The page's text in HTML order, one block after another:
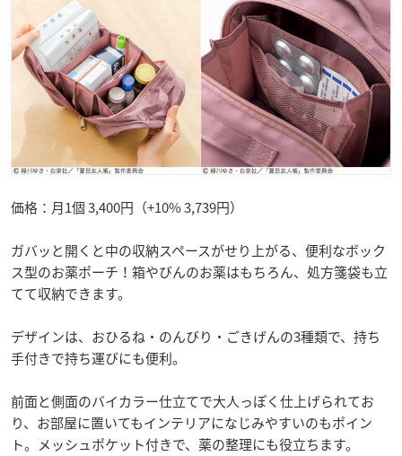
価格：月1個 3,400円（+10% 3,739円）
ガバッと開くと中の収納スペースがせり上がる、便利なボック
ス型のお薬ポーチ！箱やびんのお薬はもちろん、処方箋袋も立
てて収納できます。
デザインは、おひるね・のんびり・ごきげんの3種類で、持ち
手付きで持ち運びにも便利。
前面と側面のバイカラー仕立てで大人っぽく仕上げられてお
り、お部屋に置いてもインテリアになじみやすいのもポイン
ト。メッシュポケット付きで、薬の整理にも役立ちます。